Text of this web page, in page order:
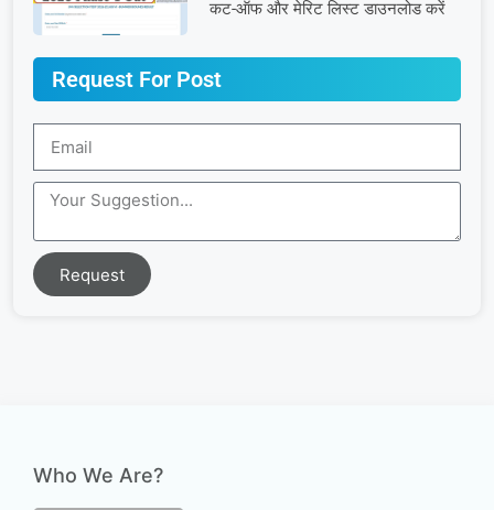
कट-ऑफ और मेरिट लिस्ट डाउनलोड करें
Request For Post
Request
Who We Are?